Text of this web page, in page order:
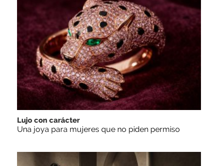
Lujo con carácter
Una joya para mujeres que no piden permiso